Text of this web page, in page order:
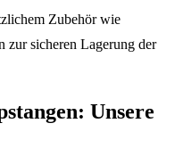
Zubehör wie
zur sicheren Lagerung der
Unsere